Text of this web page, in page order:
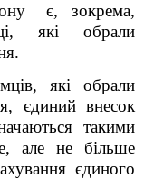
є, зокрема,
які обрали
які обрали
єдиний внесок
такими
але не більше
єдиного